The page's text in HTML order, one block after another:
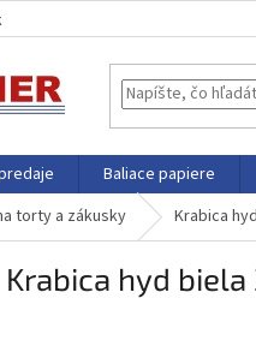
Baliace papiere
torty a zákusky Krabica
Krabica hyd